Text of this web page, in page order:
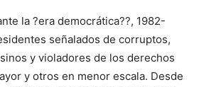
la ?era democrática??, 1982-
señalados de corruptos,
y violadores de los derechos
y otros en menor escala. Desde